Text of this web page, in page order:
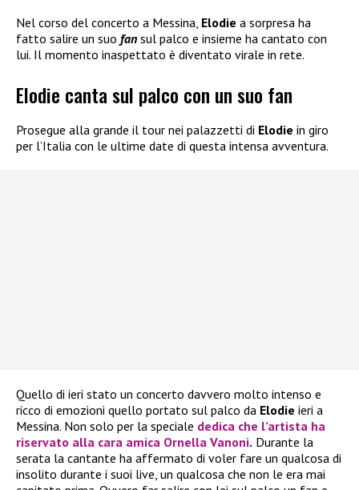
Nel corso del concerto a Messina, Elodie a sorpresa ha
fatto salire un suo fan sul palco e insieme ha cantato con
lui. Il momento inaspettato è diventato virale in rete.
Elodie canta sul palco con un suo fan
Prosegue alla grande il tour nei palazzetti di Elodie in giro
per l’Italia con le ultime date di questa intensa avventura.
Quello di ieri stato un concerto davvero molto intenso e
ricco di emozioni quello portato sul palco da Elodie ieri a
Messina. Non solo per la speciale dedica che l’artista ha
riservato alla cara amica Ornella Vanoni. Durante la
serata la cantante ha affermato di voler fare un qualcosa di
insolito durante i suoi live, un qualcosa che non le era mai